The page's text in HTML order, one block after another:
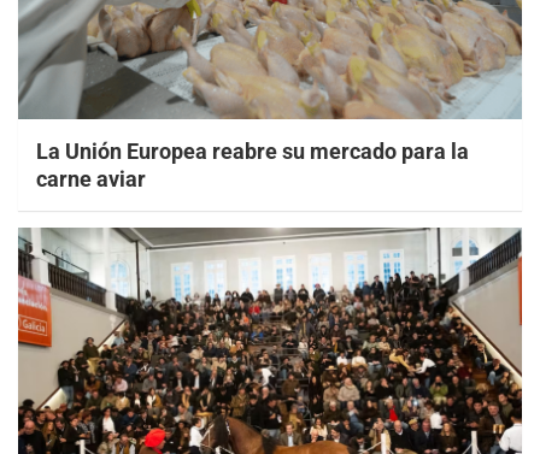
La Unión Europea reabre su mercado para la
carne aviar